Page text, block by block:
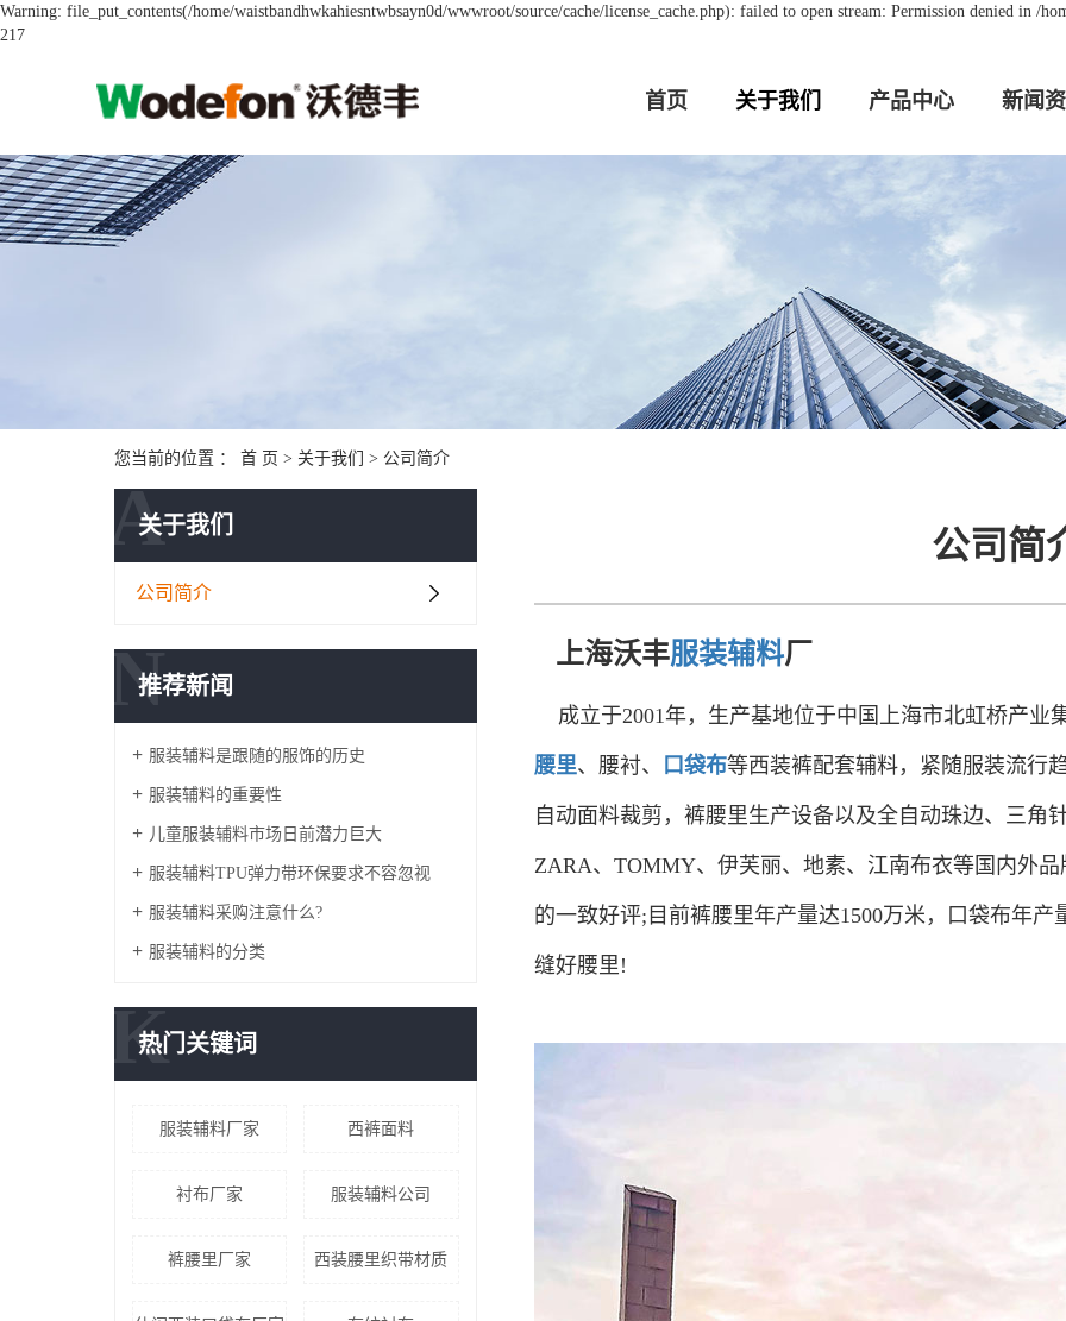
Warning: file_put_contents(/home/waistbandhwkahiesntwbsayn0d/wwwroot/source/cache/license_cache.php): failed to open stream: Permission denied in /
217
首页 关于我们 产品中心 新闻
您当前的位置 ： 首 页 > 关于我们 > 公司简介
关于我们
A
公司简介
推荐新闻
N
服装辅料是跟随的服饰的历史
服装辅料的重要性
儿童服装辅料市场日前潜力巨大
服装辅料TPU弹力带环保要求不容忽视
服装辅料采购注意什么?
服装辅料的分类
热门关键词
K
服装辅料厂家 西裤面料
衬布厂家 服装辅料公司
裤腰里厂家 西装腰里织带材质
公司简
上海沃丰服装辅料厂
成立于2001年，生产基地位于中国上海市北虹桥产业
腰里、腰衬、 口袋布等西装裤配套辅料，紧随服装流行
自动面料裁剪，裤腰里生产设备以及全自动珠边、三角
ZARA、TOMMY、伊芙丽、地素、江南布衣等国内外
的一致好评;目前裤腰里年产量达1500万米，口袋布年
缝好腰里!